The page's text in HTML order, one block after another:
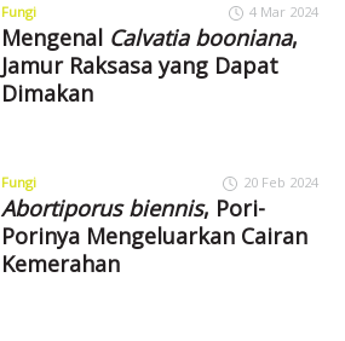
Fungi 4 Mar 2024
Mengenal Calvatia booniana,
Jamur Raksasa yang Dapat
Dimakan
Fungi 20 Feb 2024
Abortiporus biennis, Pori-
Porinya Mengeluarkan Cairan
Kemerahan